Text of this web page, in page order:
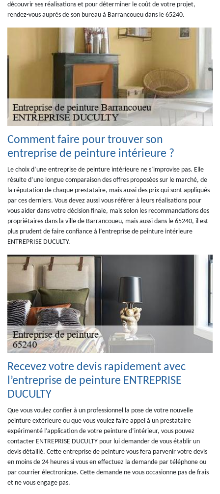
découvrir ses réalisations et pour déterminer le coût de votre projet,
rendez-vous auprès de son bureau à Barrancoueu dans le 65240.
Comment faire pour trouver son
entreprise de peinture intérieure ?
Le choix d’une entreprise de peinture intérieure ne s’improvise pas. Elle
résulte d’une longue comparaison des offres proposées sur le marché, de
la réputation de chaque prestataire, mais aussi des prix qui sont appliqués
par ces derniers. Vous devez aussi vous référer à leurs réalisations pour
vous aider dans votre décision finale, mais selon les recommandations des
propriétaires dans la ville de Barrancoueu, mais aussi dans le 65240, il est
plus prudent de faire confiance à l’entreprise de peinture intérieure
ENTREPRISE DUCULTY.
Recevez votre devis rapidement avec
l’entreprise de peinture ENTREPRISE
DUCULTY
Que vous voulez confier à un professionnel la pose de votre nouvelle
peinture extérieure ou que vous voulez faire appel à un prestataire
expérimenté l’application de votre peinture d’intérieur, vous pouvez
contacter ENTREPRISE DUCULTY pour lui demander de vous établir un
devis détaillé. Cette entreprise de peinture vous fera parvenir votre devis
en moins de 24 heures si vous en effectuez la demande par téléphone ou
par courrier électronique. Cette demande ne vous occasionne pas de frais
et ne vous engage pas.